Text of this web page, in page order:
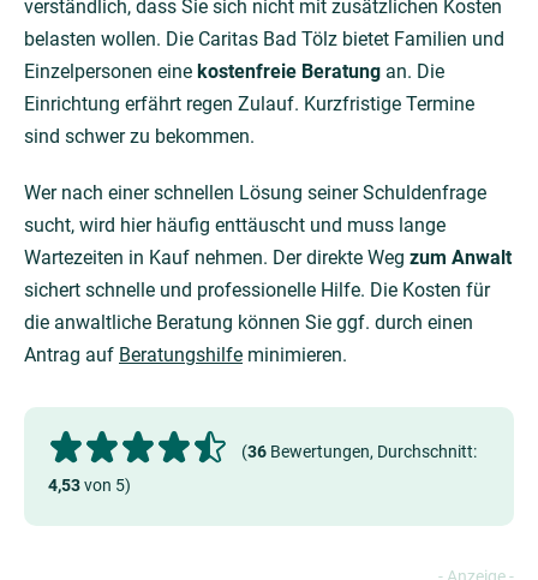
verständlich, dass Sie sich nicht mit zusätzlichen Kosten
belasten wollen. Die Caritas Bad Tölz bietet Familien und
Einzelpersonen eine kostenfreie Beratung an. Die
Einrichtung erfährt regen Zulauf. Kurzfristige Termine
sind schwer zu bekommen.
Wer nach einer schnellen Lösung seiner Schuldenfrage
sucht, wird hier häufig enttäuscht und muss lange
Wartezeiten in Kauf nehmen. Der direkte Weg zum Anwalt
sichert schnelle und professionelle Hilfe. Die Kosten für
die anwaltliche Beratung können Sie ggf. durch einen
Antrag auf Beratungshilfe minimieren.
(36 Bewertungen, Durchschnitt:
4,53von 5)